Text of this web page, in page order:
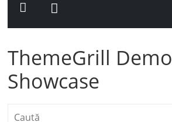
ThemeGrill Demo
Showcase